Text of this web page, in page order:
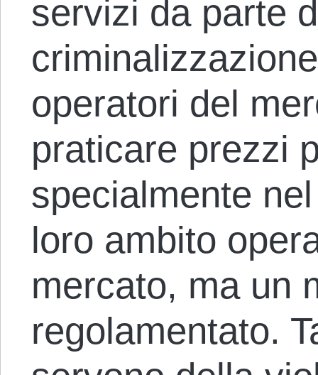
servizi da parte
operatori del
praticare prezzi
specialmente
loro ambito
mercato, ma un
regolamentato.